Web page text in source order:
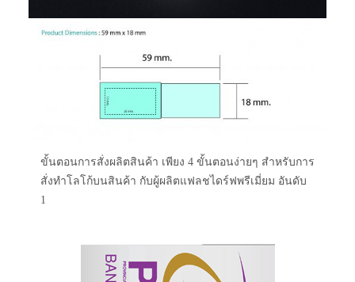
ขั้นตอนการสั่งผลิตสินค้า เพียง 4 ขั้นตอนง่ายๆ สำหรับการ
สั่งทำโลโก้บนสินค้า กับผู้ผลิตแฟลชไดร์ฟพรีเมี่ยม อันดับ
1